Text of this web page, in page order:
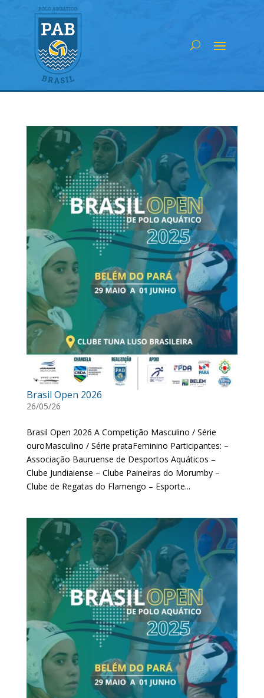
Brasil Open 2026
26/05/26
Brasil Open 2026 A Competição Masculino / Série
ouroMasculino / Série prataFeminino Participantes: –
Associação Bauruense de Desportos Aquáticos –
Clube Jundiaiense – Clube Paineiras do Morumby –
Clube de Regatas do Flamengo – Esporte...